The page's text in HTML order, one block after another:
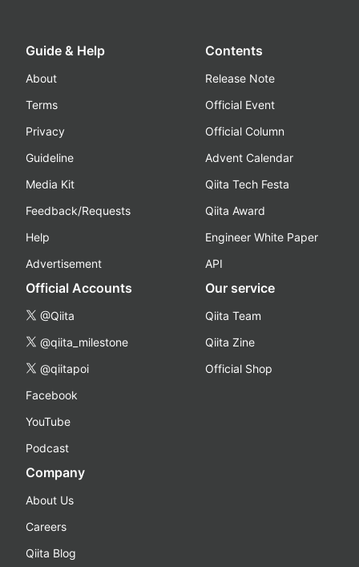
Guide & Help
About
Terms
Privacy
Guideline
Media Kit
Feedback/Requests
Help
Advertisement
Contents
Release Note
Official Event
Official Column
Advent Calendar
Qiita Tech Festa
Qiita Award
Engineer White Paper
API
Official Accounts
@Qiita
@qiita_milestone
@qiitapoi
Facebook
YouTube
Podcast
Our service
Qiita Team
Qiita Zine
Official Shop
Company
About Us
Careers
Qiita Blog